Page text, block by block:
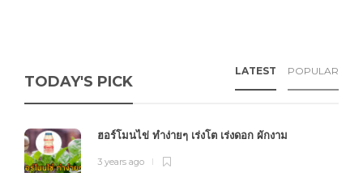
TODAY'S PICK
LATEST POPULAR
ฮอร์โมนไข่ ทำง่ายๆ เร่งโต เร่งดอก ผักงาม
3 years ago